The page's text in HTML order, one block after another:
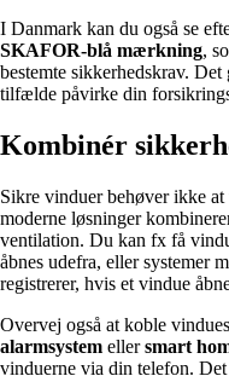
I Danmark kan du også se
SKAFOR-blå mærkning,
bestemte sikkerhedskrav.
tilfælde påvirke din
Kombinér
Sikre vinduer behøver ikke
moderne løsninger
ventilation. Du kan fx få
åbnes udefra, eller systemer
registrerer, hvis et vindue
Overvej også at koble
alarmsystem ellersmart
vinduerne via din telefon.